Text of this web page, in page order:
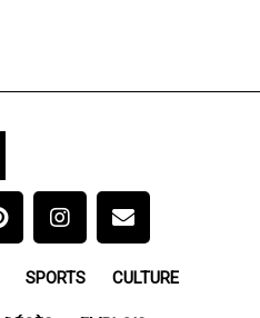
SPORTS CULTURE